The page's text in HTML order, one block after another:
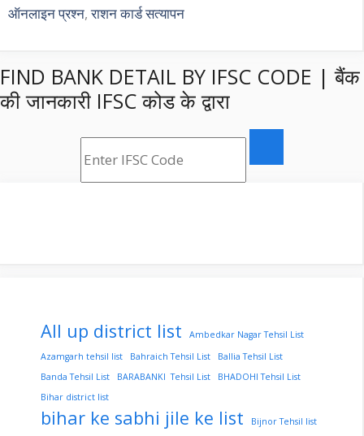
ऑनलाइन प्रश्न,राशन कार्ड सत्यापन
FIND BANK DETAIL BY IFSC CODE | बैंक
की जानकारी IFSC कोड के द्वारा
All up district list
Ambedkar Nagar Tehsil List
Azamgarh tehsil list
Bahraich Tehsil List
Ballia Tehsil List
Banda Tehsil List
BARABANKI Tehsil List
BHADOHI Tehsil List
Bihar district list
bihar ke sabhi jile ke list
Bijnor Tehsil list